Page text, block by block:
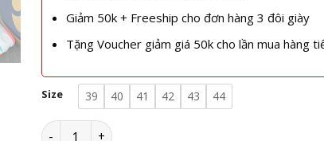
Giảm 50k + Freeship cho đơn hàng 3 đôi giày
Tặng Voucher giảm giá 50k cho lần mua hàng
Size 39 40 41 42 43 44
Giày Asics Gel Resolution 9 Aquarium Trắng